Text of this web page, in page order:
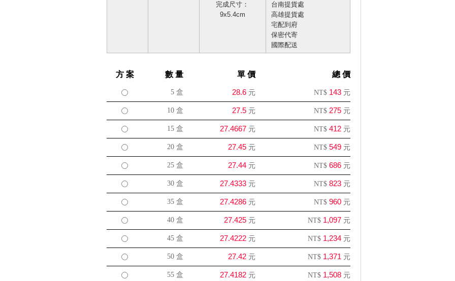
完成尺寸：
9x5.4cm
台南提貨處
高雄提貨處
宅配到府
保密代寄
國際配送
方 案 數 量 單 價 總 價
5 盒 28.6 元 NT$ 143 元
10 盒 27.5 元 NT$ 275 元
15 盒 27.4667 元 NT$ 412 元
20 盒 27.45 元 NT$ 549 元
25 盒 27.44 元 NT$ 686 元
30 盒 27.4333 元 NT$ 823 元
35 盒 27.4286 元 NT$ 960 元
40 盒 27.425 元 NT$ 1,097 元
45 盒 27.4222 元 NT$ 1,234 元
50 盒 27.42 元 NT$ 1,371 元
55 盒 27.4182 元 NT$ 1,508 元